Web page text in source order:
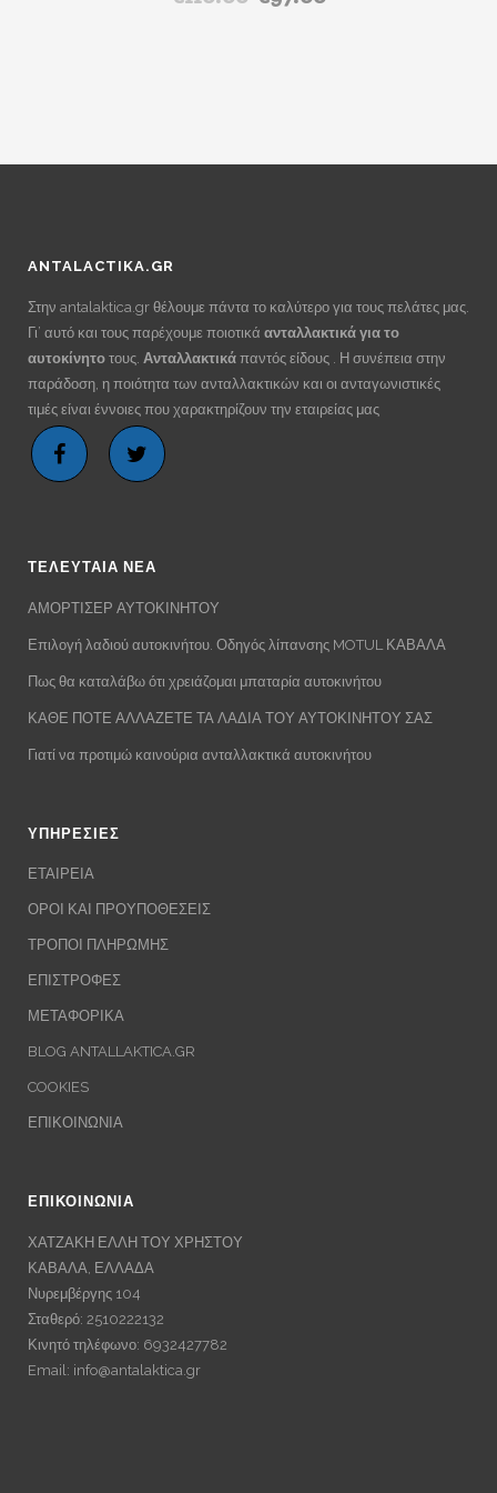
ANTALACTIKA.GR
Στην antalaktica.gr θέλουμε πάντα το καλύτερο για τους πελάτες μας.
Γι’ αυτό και τους παρέχουμε ποιοτικά ανταλλακτικά για το
αυτοκίνητο τους. Ανταλλακτικά παντός είδους . Η συνέπεια στην
παράδοση, η ποιότητα των ανταλλακτικών και οι ανταγωνιστικές
τιμές είναι έννοιες που χαρακτηρίζουν την εταιρείας μας
ΤΕΛΕΥΤΑΙΑ ΝΕΑ
ΑΜΟΡΤΙΣΕΡ ΑΥΤΟΚΙΝΗΤΟΥ
Επιλογή λαδιού αυτοκινήτου. Οδηγός λίπανσης MOTUL ΚΑΒΑΛΑ
Πως θα καταλάβω ότι χρειάζομαι μπαταρία αυτοκινήτου
ΚΑΘΕ ΠΟΤΕ ΑΛΛΑΖΕΤΕ ΤΑ ΛΑΔΙΑ ΤΟΥ ΑΥΤΟΚΙΝΗΤΟΥ ΣΑΣ
Γιατί να προτιμώ καινούρια ανταλλακτικά αυτοκινήτου
ΥΠΗΡΕΣΙΕΣ
ΕΤΑΙΡΕΙΑ
ΟΡΟΙ ΚΑΙ ΠΡΟΥΠΟΘΕΣΕΙΣ
ΤΡΟΠΟΙ ΠΛΗΡΩΜΗΣ
ΕΠΙΣΤΡΟΦΕΣ
ΜΕΤΑΦΟΡΙΚΑ
BLOG ANTALLAKTICA.GR
COOKIES
ΕΠΙΚΟΙΝΩΝΙΑ
ΕΠΙΚΟΙΝΩΝΙΑ
ΧΑΤΖΑΚΗ ΕΛΛΗ ΤΟΥ ΧΡΗΣΤΟΥ
ΚΑΒΑΛΑ, ΕΛΛΑΔΑ
Νυρεμβέργης 104
Σταθερό: 2510222132
Κινητό τηλέφωνο: 6932427782
Email: info@antalaktica.gr